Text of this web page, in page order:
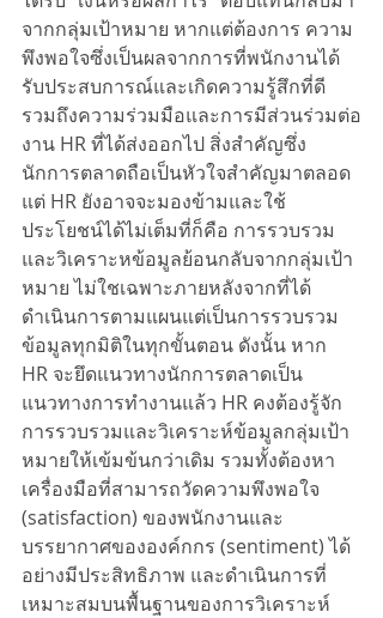
จากกลุ่มเป้าหมาย หากแต่ต้องการ ความ
พึงพอใจซึ่งเป็นผลจากการที่พนักงานได้
รับประสบการณ์และเกิดความรู้สึกที่ดี
รวมถึงความร่วมมือและการมีส่วนร่วมต่อ
งาน HR ที่ได้ส่งออกไป สิ่งสำคัญซึ่ง
นักการตลาดถือเป็นหัวใจสำคัญมาตลอด
แต่ HR ยังอาจจะมองข้ามและใช้
ประโยชน์ได้ไม่เต็มที่ก็คือ การรวบรวม
และวิเคราะหข้อมูลย้อนกลับจากกลุ่มเป้า
หมาย ไม่ใชเฉพาะภายหลังจากที่ได้
ดำเนินการตามแผนแต่เป็นการรวบรวม
ข้อมูลทุกมิติในทุกขั้นตอน ดังนั้น หาก
HR จะยึดแนวทางนักการตลาดเป็น
แนวทางการทำงานแล้ว HR คงต้องรู้จัก
การรวบรวมและวิเคราะห์ข้อมูลกลุ่มเป้า
หมายให้เข้มข้นกว่าเดิม รวมทั้งต้องหา
เครื่องมือที่สามารถวัดความพึงพอใจ
(satisfaction) ของพนักงานและ
บรรยากาศขององค์กกร (sentiment) ได้
อย่างมีประสิทธิภาพ และดำเนินการที่
เหมาะสมบนพื้นฐานของการวิเคราะห์